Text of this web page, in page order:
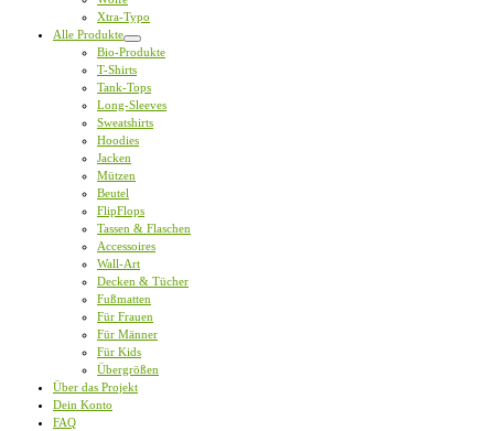
Xtra-Typo
Alle Produkte
Bio-Produkte
T-Shirts
Tank-Tops
Long-Sleeves
Sweatshirts
Hoodies
Jacken
Mützen
Beutel
FlipFlops
Tassen & Flaschen
Accessoires
Wall-Art
Decken & Tücher
Fußmatten
Für Frauen
Für Männer
Für Kids
Übergrößen
Über das Projekt
Dein Konto
FAQ